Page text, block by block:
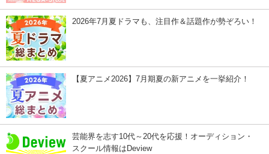
2026年7月夏ドラマも、注目作＆話題作が勢ぞろい！
【夏アニメ2026】7月期夏の新アニメを一挙紹介！
芸能界を志す10代～20代を応援！オーディション・
スクール情報はDeview